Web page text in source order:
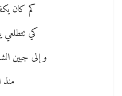
كم كان
كي تتطلعي
و إلى جبين
منذ